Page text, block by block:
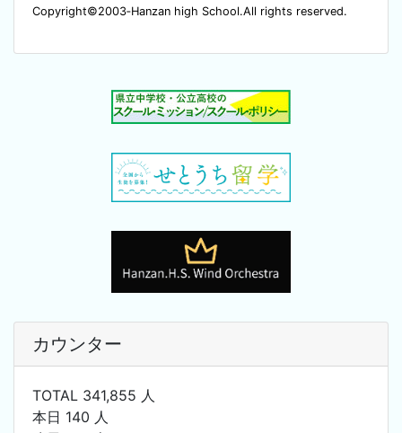
Copyright©2003‐Hanzan high School.All rights reserved.
カウンター
TOTAL 341,855 人
本日 140 人